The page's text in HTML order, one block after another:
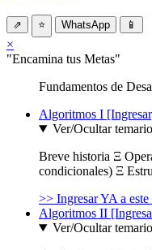
⇗ ⭐ WhatsApp 📱
×
"Encamina tus Metas"
Fundamentos de
Algoritmos I
Ver/Ocultar temario
Breve historia Ξ
condicionales) Ξ
>> Ingresar YA a
Algoritmos II
Ver/Ocultar temario